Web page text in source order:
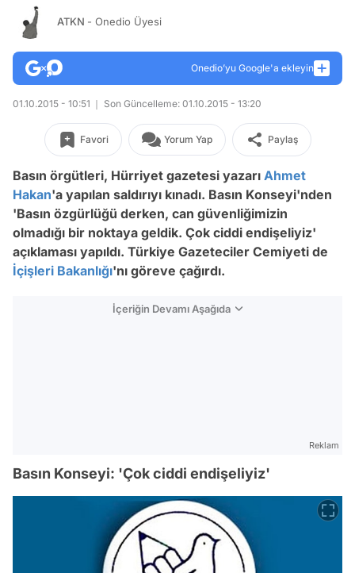
ATKN - Onedio Üyesi
Onedio’yu Google'a ekleyin
01.10.2015 - 10:51 Son Güncelleme: 01.10.2015 - 13:20
Favori Yorum Yap Paylaş
Basın örgütleri, Hürriyet gazetesi yazarı Ahmet
Hakan'a yapılan saldırıyı kınadı. Basın Konseyi'nden
'Basın özgürlüğü derken, can güvenliğimizin
olmadığı bir noktaya geldik. Çok ciddi endişeliyiz'
açıklaması yapıldı. Türkiye Gazeteciler Cemiyeti de
İçişleri Bakanlığı'nı göreve çağırdı.
İçeriğin Devamı Aşağıda
Reklam
Basın Konseyi: 'Çok ciddi endişeliyiz'